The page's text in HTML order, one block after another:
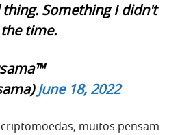
Something I didn't
time.
June 18, 2022
muitos pensam